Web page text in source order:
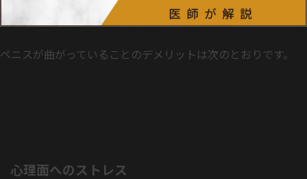
ペニスが曲がっていることのデメリットは次のとおりです。
心理面へのストレス